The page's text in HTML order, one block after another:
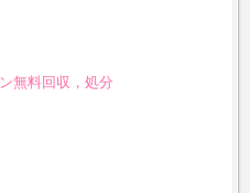
無料回収，処分